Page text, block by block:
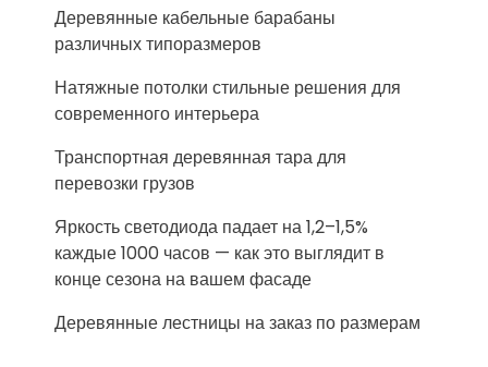
Деревянные кабельные барабаны
различных типоразмеров
Натяжные потолки стильные решения для
современного интерьера
Транспортная деревянная тара для
перевозки грузов
Яркость светодиода падает на 1,2–1,5%
каждые 1000 часов — как это выглядит в
конце сезона на вашем фасаде
Деревянные лестницы на заказ по размерам